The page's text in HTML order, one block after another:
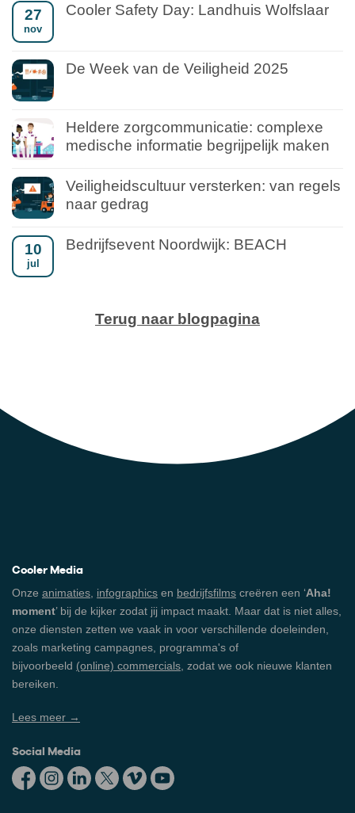
27
nov
Cooler Safety Day: Landhuis Wolfslaar
De Week van de Veiligheid 2025
Heldere zorgcommunicatie: complexe
medische informatie begrijpelijk maken
Veiligheidscultuur versterken: van regels
naar gedrag
10
jul
Bedrijfsevent Noordwijk: BEACH
Terug naar blogpagina
Cooler Media
Onze animaties, infographics en bedrijfsfilms creëren een ‘Aha!
moment’ bij de kijker zodat jij impact maakt. Maar dat is niet alles,
onze diensten zetten we vaak in voor verschillende doeleinden,
zoals marketing campagnes, programma's of
bijvoorbeeld (online) commercials, zodat we ook nieuwe klanten
bereiken.
Lees meer →
Social Media